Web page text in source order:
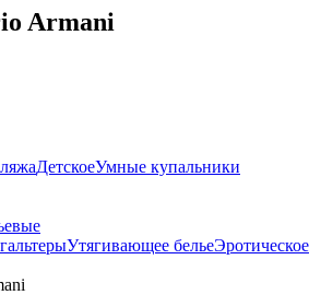
Armani
ДетскоеУмные купальники
Утягивающее бельеЭротическое